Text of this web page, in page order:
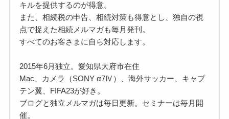
キルを提供するのが得意。
また、相続税の申告、相続対策も得意とし、独自の視
点で捉えた相続メルマガも毎月発刊。
すべてのお客さまに自ら対応します。
2015年6月独立。愛知県大府市在住
Mac、カメラ（SONY α7Ⅳ）、海外サッカー、キャプ
テン翼、FIFA23が好き。
ブログと独立メルマガは毎日更新。セミナーは毎月開
催。